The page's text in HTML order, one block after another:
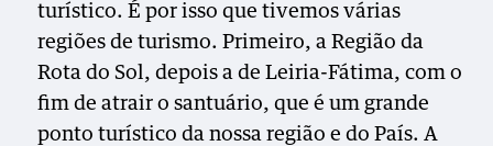
turístico. É por isso que tivemos várias
regiões de turismo. Primeiro, a Região da
Rota do Sol, depois a de Leiria-Fátima, com o
fim de atrair o santuário, que é um grande
ponto turístico da nossa região e do País. A